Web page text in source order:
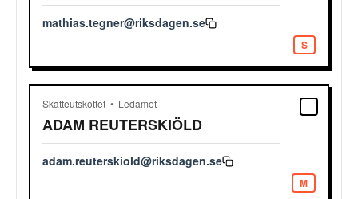
S
mathias.tegner@riksdagen.se
Skatteutskottet Ledamot
ADAM REUTERSKIÖLD
M
adam.reuterskiold@riksdagen.se